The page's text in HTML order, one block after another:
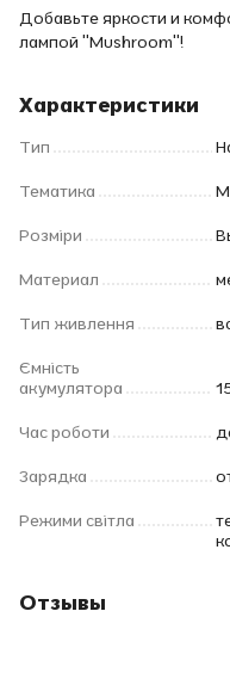
Добавьте яркости и
лампой "Mushroom"!
Характеристики
Тип
Тематика
Розміри
Материал
Тип живлення
Ємність
акумулятора
Час роботи
Зарядка
Режими світла
Отзывы